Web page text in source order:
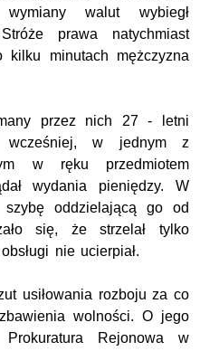
walut wybiegł
prawa natychmiast
minutach mężczyzna
przez nich 27 - letni
wcześniej, w jednym z
w ręku przedmiotem
wydania pieniędzy. W
oddzielającą go od
się, że strzelał tylko
nie ucierpiał.
usiłowania rozboju za co
wolności. O jego
Rejonowa w